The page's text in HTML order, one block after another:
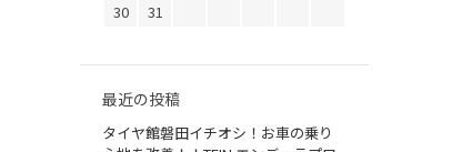
30
31
最近の投稿
タイヤ館磐田イチオシ！お車の乗り